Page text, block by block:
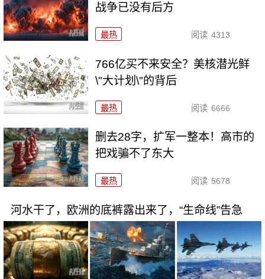
战争已没有后方
最热 阅读 4313
766亿买不来安全？美核潜光鲜
\"大计划\"的背后
最热 阅读 6666
删去28字，扩军一整本！高市的
把戏骗不了东大
最热 阅读 5678
河水干了，欧洲的底裤露出来了，“生命线”告急